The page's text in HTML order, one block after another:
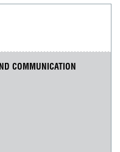
COMMUNICATION